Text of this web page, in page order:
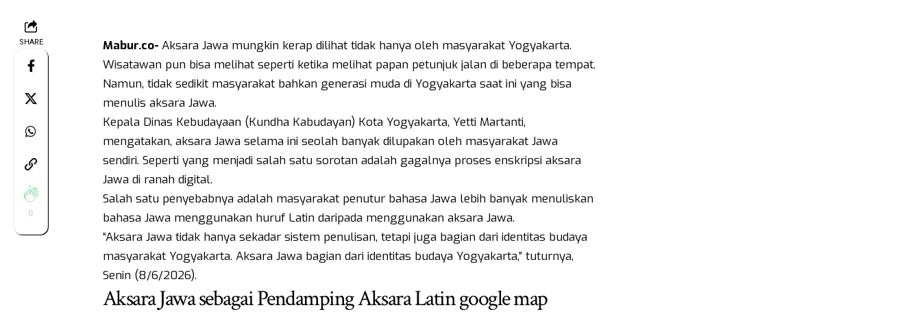
SHARE
0
Mabur.co- Aksara Jawa mungkin kerap dilihat tidak hanya oleh masyarakat Yogyakarta.
Wisatawan pun bisa melihat seperti ketika melihat papan petunjuk jalan di beberapa tempat.
Namun, tidak sedikit masyarakat bahkan generasi muda di Yogyakarta saat ini yang bisa
menulis aksara Jawa.
Kepala Dinas Kebudayaan (Kundha Kabudayan) Kota Yogyakarta, Yetti Martanti,
mengatakan, aksara Jawa selama ini seolah banyak dilupakan oleh masyarakat Jawa
sendiri. Seperti yang menjadi salah satu sorotan adalah gagalnya proses enskripsi aksara
Jawa di ranah digital.
Salah satu penyebabnya adalah masyarakat penutur bahasa Jawa lebih banyak menuliskan
bahasa Jawa menggunakan huruf Latin daripada menggunakan aksara Jawa.
“Aksara Jawa tidak hanya sekadar sistem penulisan, tetapi juga bagian dari identitas budaya
masyarakat Yogyakarta. Aksara Jawa bagian dari identitas budaya Yogyakarta,” tuturnya,
Senin (8/6/2026).
Aksara Jawa sebagai Pendamping Aksara Latin google map